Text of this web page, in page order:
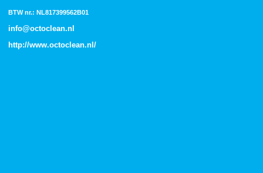
BTW nr.: NL817399562B01
info@octoclean.nl
http://www.octoclean.nl /